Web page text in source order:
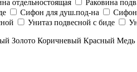
отдельностоящая Раковина
Сифон для душ.под-на Сифон
Унитаз подвесной с биде
Золото Коричневый Красный Медь